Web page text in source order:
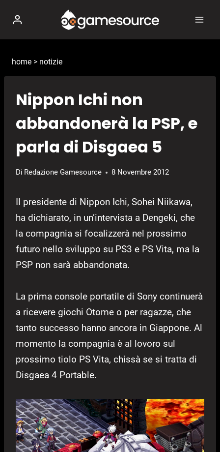
contenuto
home > notizie
Nippon Ichi non
abbandonerà la PSP, e
parla di Disgaea 5
Di Redazione Gamesource 8 Novembre 2012
Il presidente di Nippon Ichi, Sohei Niikawa,
ha dichiarato, in un’intervista a Dengeki, che
la compagnia si focalizzerà nel prossimo
futuro nello sviluppo su PS3 e PS Vita, ma la
PSP non sarà abbandonata.
La prima console portatile di Sony continuerà
a ricevere giochi Otome o per ragazze, che
tanto successo hanno ancora in Giappone. Al
momento la compagnia è al lovoro sul
prossimo tiolo PS Vita, chissà se si tratta di
Disgaea 4 Portable.